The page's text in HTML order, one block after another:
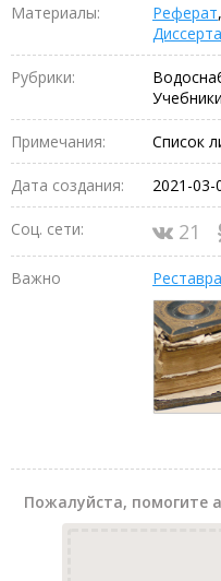
Материалы: Реферат,
Рубрики:
Примечания: Список
Дата создания: 2021-03-
Соц. сети: 21
Важно
Пожалуйста, помогите